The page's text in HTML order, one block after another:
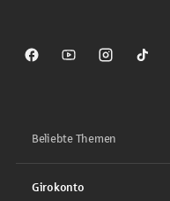
Sparkasse auf Facebook
Sparkasse auf
Sparkasse
Beliebte Themen
Girokonto